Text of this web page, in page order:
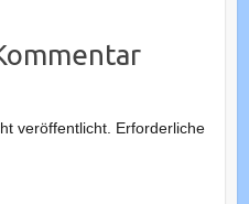
veröffentlicht. Erforderliche